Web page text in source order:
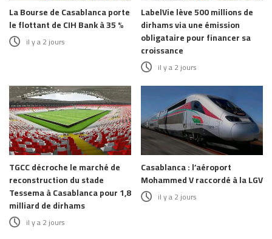
La Bourse de Casablanca porte
le flottant de CIH Bank à 35 %
il y a 2 jours
LabelVie lève 500 millions de
dirhams via une émission
obligataire pour financer sa
croissance
il y a 2 jours
TGCC décroche le marché de
reconstruction du stade
Tessema à Casablanca pour 1,8
milliard de dirhams
il y a 2 jours
Casablanca : l’aéroport
Mohammed V raccordé à la LGV
il y a 2 jours